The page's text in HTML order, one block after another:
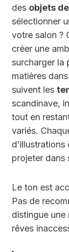
des objets
sélectionner
votre salon ?
créer une
surcharger la
matières
suivent les
scandinave,
tout en
variés.
projeter dans
Le ton est
Pas de
distingue une
rêves